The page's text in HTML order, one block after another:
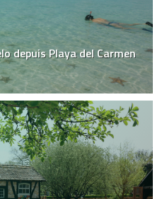
depuis Playa del Carmen